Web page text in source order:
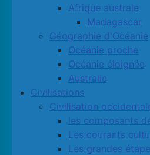
Afrique australe
Madagascar
Géographie d'Océanie
Océanie proche
Océanie éloignée
Australie
Civilisations
Civilisation
les composants
Les courants
Les grandes